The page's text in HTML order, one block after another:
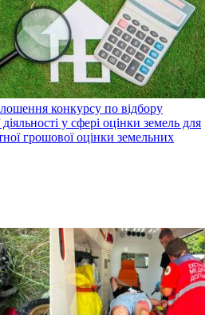
конкурсу по відбору
діяльності у сфері оцінки земель для
грошової оцінки земельних